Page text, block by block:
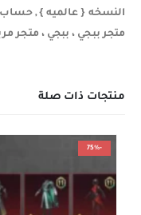
النسخه { عالميه } ,
متجر ببجي ، ببجي ، متجر
منتجات ذات صلة
-75%